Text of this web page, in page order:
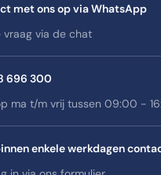
met ons op via WhatsApp
vraag via de chat
696 300
ma t/m vrij tussen 09:00 -
enkele werkdagen